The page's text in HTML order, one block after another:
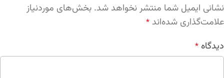
نشانی ایمیل شما منتشر نخواهد شد. بخش‌های موردنیاز
علامت‌گذاری شده‌اند *
دیدگاه *